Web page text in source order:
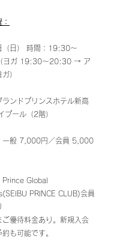
（日） 時間：19:30〜
ヨガ 19:30〜20:30 → ア
）
ランドプリンスホテル新高
プール（2階）
一般 7,000円／会員 5,000
Global
PRINCE CLUB)会員
ご優待料金あり。新規入会
も可能です。